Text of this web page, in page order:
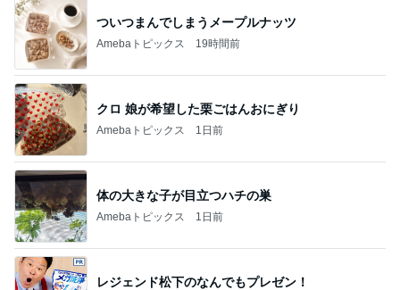
ついつまんでしまうメープルナッツ
Amebaトピックス 19時間前
クロ 娘が希望した栗ごはんおにぎり
Amebaトピックス 1日前
体の大きな子が目立つハチの巣
Amebaトピックス 1日前
レジェンド松下のなんでもプレゼン！